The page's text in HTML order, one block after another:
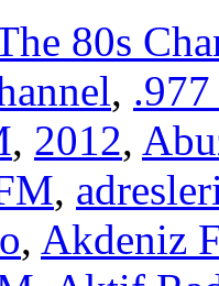
80s
,
, 2012,
,
, Akdeniz